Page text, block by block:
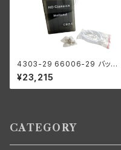
4303-29 66006-29 バッテリ
ー 6V プラスチック 1929-64年
98x112x215mm
¥23,215
CATEGORY